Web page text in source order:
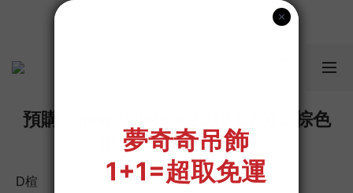
📣如果遇到結帳沒有反應，請另開瀏覽器 (不要直接從ig連結網站
歡迎光臨૮⍝• ᴥ •⍝ა 新品請追蹤官方INSTAGRAM
📣如果遇到結帳沒有反應，請另開瀏覽器 (不要直接從ig連結網站
預購┃new balance 2010 U2010 棕色
復古鞋 運動鞋 緩震
D楦